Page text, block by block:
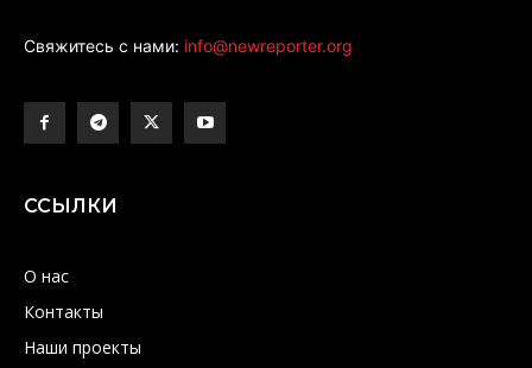
Свяжитесь с нами: info@newreporter.org
ССЫЛКИ
О нас
Контакты
Наши проекты